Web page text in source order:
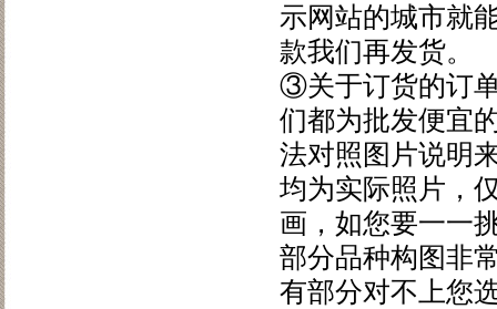
示网站的城市就
款我们再发货。
③关于订货的订
们都为批发便宜
法对照图片说明
均为实际照片，
画，如您要一一
部分品种构图非
有部分对不上您